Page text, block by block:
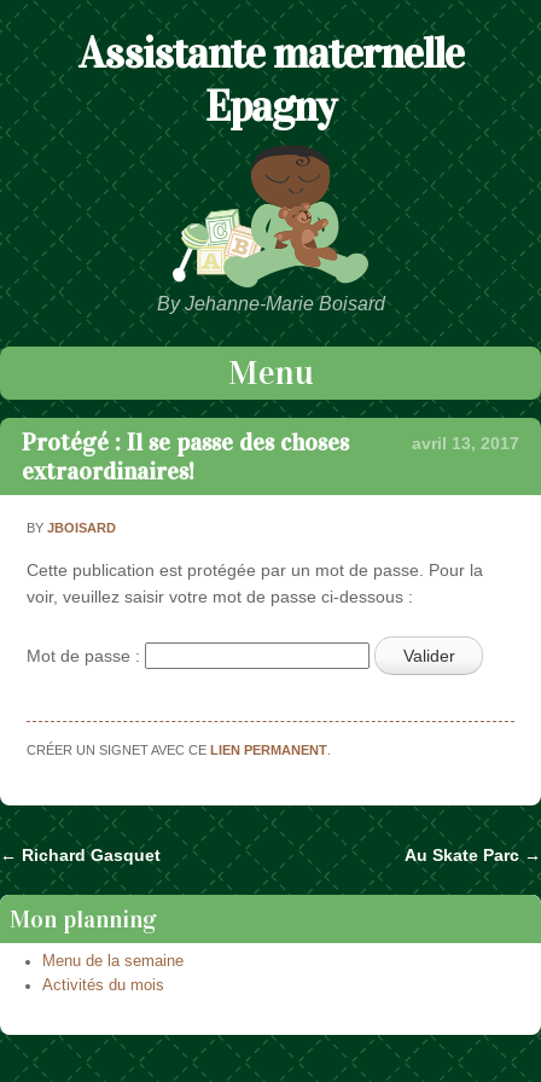
Assistante maternelle
Epagny
By Jehanne-Marie Boisard
Menu
Passer au contenu
Protégé : Il se passe des choses
extraordinaires!
avril 13, 2017
BYJBOISARD
Cette publication est protégée par un mot de passe. Pour la
voir, veuillez saisir votre mot de passe ci-dessous :
Mot de passe :
CRÉER UN SIGNET AVEC CELIEN PERMANENT
Naviguer dans les articles
← Richard Gasquet Au Skate Parc →
Mon planning
Menu de la semaine
Activités du mois